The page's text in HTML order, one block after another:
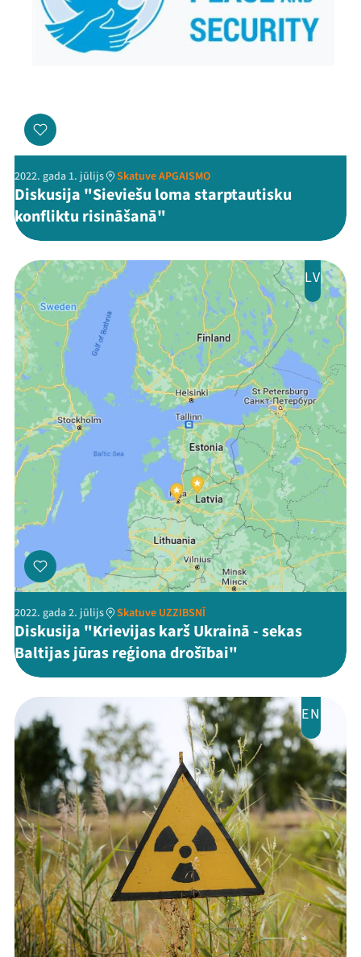
Jaunumi
ThreadsFacebookYoutube
X Instagram
Flick TikTok
2022. gada 1. jūlijs Skatuve APGAISMO
Diskusija "Sieviešu loma starptautisku
konfliktu risināšanā"
LV
2022. gada 2. jūlijs Skatuve UZZIBSNĪ
Diskusija "Krievijas karš Ukrainā - sekas
Baltijas jūras reģiona drošībai"
EN